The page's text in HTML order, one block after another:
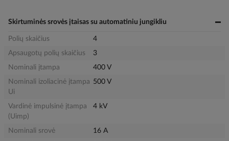
Skirtuminės srovės įtaisas su automatiniu jungikliu
Polių skaičius
4
Apsaugotų polių skaičius
3
Nominali įtampa
400 V
Nominali izoliacinė įtampa
Ui
500 V
Vardinė impulsinė įtampa
(Uimp)
4 kV
Nominali srovė
16 A